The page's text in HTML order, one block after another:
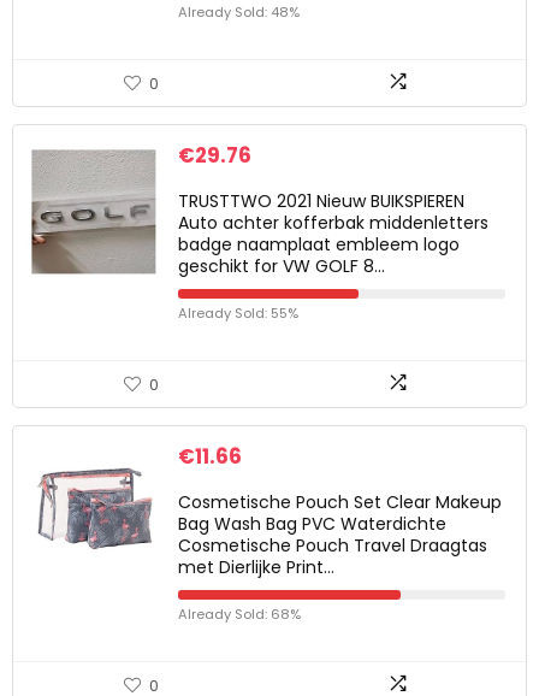
Already Sold: 48%
0
€29.76
TRUSTTWO 2021 Nieuw BUIKSPIEREN
Auto achter kofferbak middenletters
badge naamplaat embleem logo
geschikt for VW GOLF 8…
Already Sold: 55%
0
€11.66
Cosmetische Pouch Set Clear Makeup
Bag Wash Bag PVC Waterdichte
Cosmetische Pouch Travel Draagtas
met Dierlijke Print…
Already Sold: 68%
0